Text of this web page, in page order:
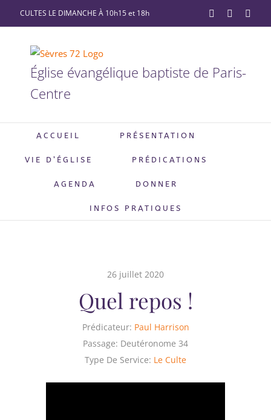
Passer
au
CULTES LE DIMANCHE À 10h15 et 18h YouTubeFacebook
Église évangélique baptiste de Paris-
Centre
ACCUEIL PRÉSENTATION
VIE D’ÉGLISE PRÉDICATIONS
AGENDA DONNER
INFOS PRATIQUES
26 juillet 2020
Quel repos !
Prédicateur: Paul Harrison
Passage: Deutéronome 34
Type De Service: Le Culte